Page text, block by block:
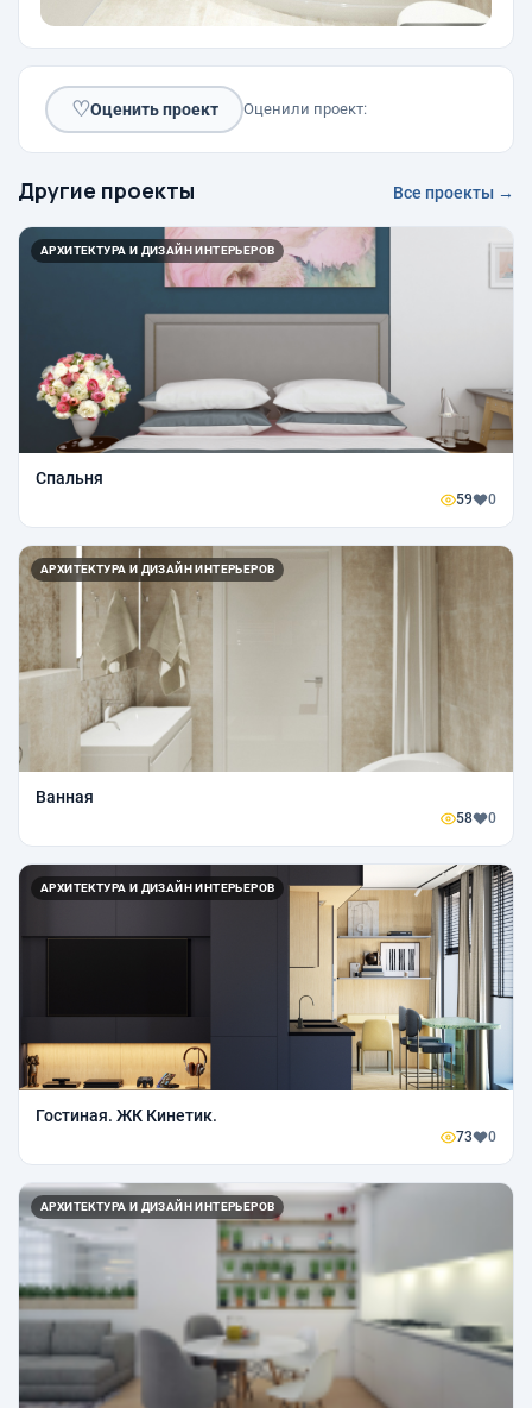
♡Оценить проект Оценили проект:
Другие проекты Все проекты →
АРХИТЕКТУРА И ДИЗАЙН ИНТЕРЬЕРОВ
Спальня
59 0
АРХИТЕКТУРА И ДИЗАЙН ИНТЕРЬЕРОВ
Ванная
58 0
АРХИТЕКТУРА И ДИЗАЙН ИНТЕРЬЕРОВ
Гостиная. ЖК Кинетик.
73 0
АРХИТЕКТУРА И ДИЗАЙН ИНТЕРЬЕРОВ